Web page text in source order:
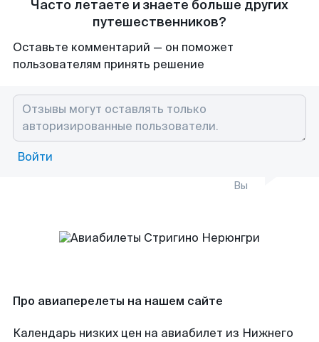
Часто летаете и знаете больше других
путешественников?
Оставьте комментарий — он поможет
пользователям принять решение
Войти
Вы
Про авиаперелеты на нашем сайте
Календарь низких цен на авиабилет из Нижнего